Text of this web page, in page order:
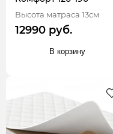
Высота матраса 13см
12990 руб.
В корзину